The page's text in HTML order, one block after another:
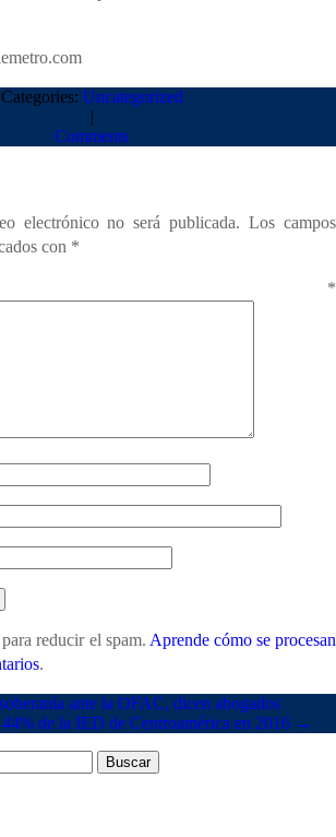
Categories: Uncategorized
|
Comments
electrónico no será publicada. Los campos
con *
*
reducir el spam. Aprende cómo se procesan
.
ante la OFAC, dicen abogados
de la IED de Centroamérica en 2016 →